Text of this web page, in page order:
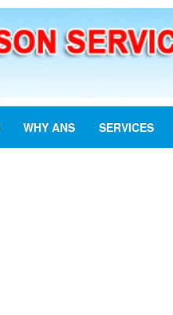
WHY ANS SERVICES